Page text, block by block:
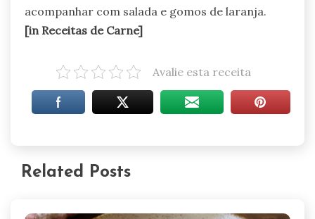
acompanhar com salada e gomos de laranja.
[in Receitas de Carne]
Avalie esta receita
Related Posts